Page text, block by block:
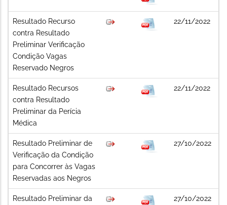
Resultado Recurso
contra Resultado
Preliminar Verificação
Condição Vagas
Reservado Negros
22/11/2022
Resultado Recursos
contra Resultado
Preliminar da Perícia
Médica
22/11/2022
Resultado Preliminar de
Verificação da Condição
para Concorrer às Vagas
Reservadas aos Negros
27/10/2022
Resultado Preliminar da
27/10/2022